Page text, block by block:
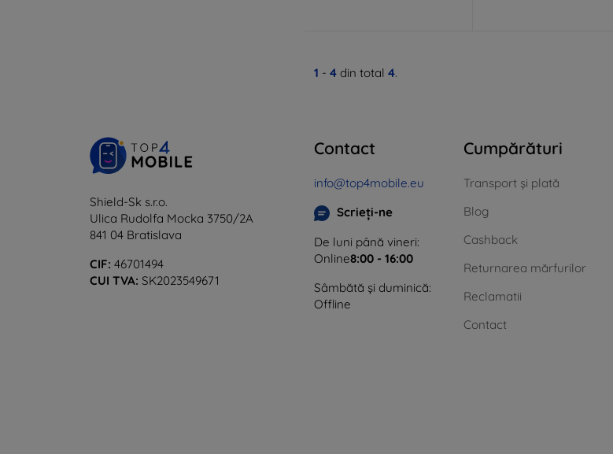
1 - 4 din total 4.
Shield-Sk s.r.o.
Ulica Rudolfa Mocka 3750/2A
841 04 Bratislava
CIF: 46701494
CUI TVA: SK2023549671
Contact
info@top4mobile.eu
Scrieți-ne
De luni până vineri:
Online8:00 - 16:00
Sâmbătă și duminică:
Offline
Cumpărături
Transport și plată
Blog
Cashback
Returnarea mărfurilor
Reclamatii
Contact